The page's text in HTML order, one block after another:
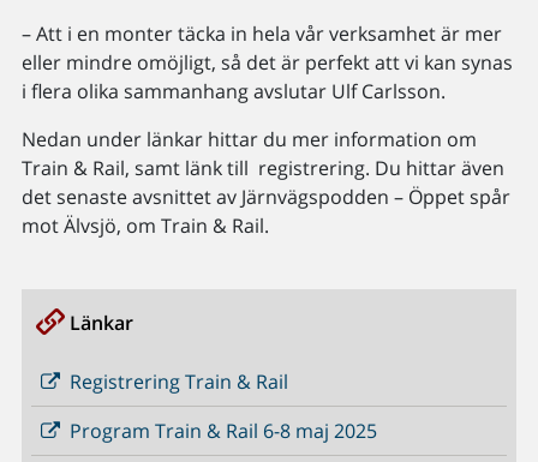
– Att i en monter täcka in hela vår verksamhet är mer
eller mindre omöjligt, så det är perfekt att vi kan synas
i flera olika sammanhang avslutar Ulf Carlsson.
Nedan under länkar hittar du mer information om
Train & Rail, samt länk till registrering. Du hittar även
det senaste avsnittet av Järnvägspodden – Öppet spår
mot Älvsjö, om Train & Rail.
Länkar
Registrering Train & Rail
Program Train & Rail 6-8 maj 2025